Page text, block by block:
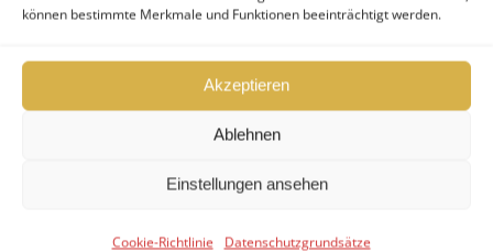
können bestimmte Merkmale und Funktionen beeinträchtigt werden.
Akzeptieren
Ablehnen
Einstellungen ansehen
Cookie-Richtlinie Datenschutzgrundsätze
Firma